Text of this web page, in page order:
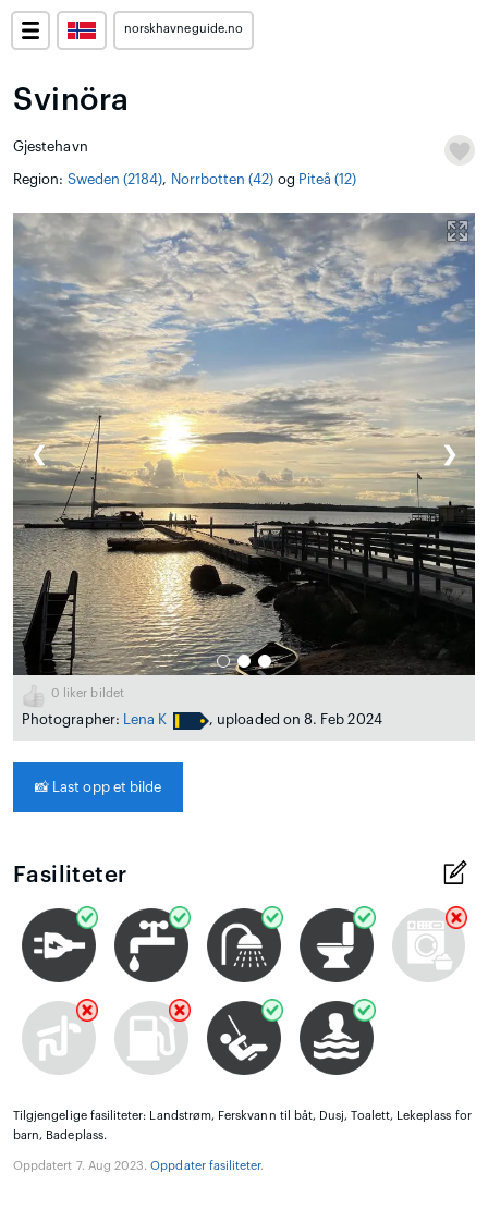
norskhavneguide.no
Svinöra
Gjestehavn
Region: Sweden (2184), Norrbotten (42) og Piteå (12)
❮ ❯
0 liker bildet
Photographer: Lena K , uploaded on 8. Feb 2024
📸 Last opp et bilde
Fasiliteter
Tilgjengelige fasiliteter: Landstrøm, Ferskvann til båt, Dusj, Toalett, Lekeplass for
barn, Badeplass.
Oppdatert 7. Aug 2023.Oppdater fasiliteter.